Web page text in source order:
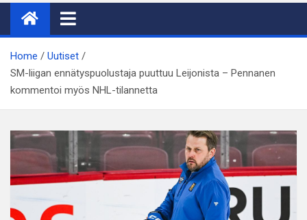
Home
Uutiset
SM-liigan ennätyspuolustaja puuttuu Leijonista – Pennanen
kommentoi myös NHL-tilannetta